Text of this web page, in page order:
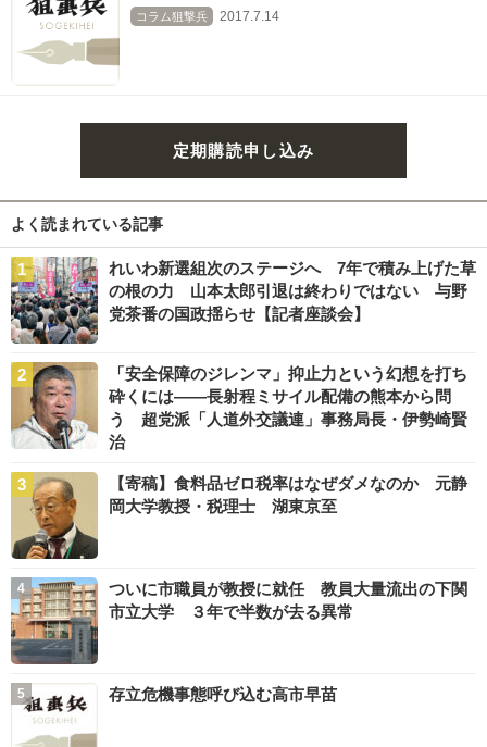
コラム狙撃兵 2017.7.14
定期購読申し込み
よく読まれている記事
れいわ新選組次のステージへ 7年で積み上げた草
の根の力 山本太郎引退は終わりではない 与野
党茶番の国政揺らせ【記者座談会】
「安全保障のジレンマ」抑止力という幻想を打ち
砕くには――長射程ミサイル配備の熊本から問
う 超党派「人道外交議連」事務局長・伊勢崎賢
治
【寄稿】食料品ゼロ税率はなぜダメなのか 元静
岡大学教授・税理士 湖東京至
ついに市職員が教授に就任 教員大量流出の下関
市立大学 ３年で半数が去る異常
存立危機事態呼び込む高市早苗